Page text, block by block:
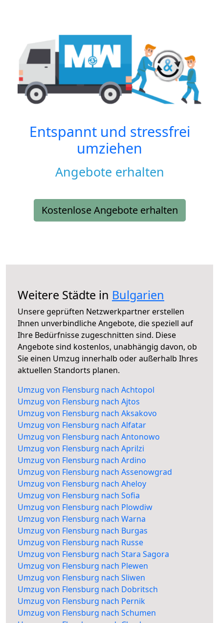
Entspannt und stressfrei
umziehen
Angebote erhalten
Kostenlose Angebote erhalten
Weitere Städte in Bulgarien
Unsere geprüften Netzwerkpartner erstellen
Ihnen unverbindliche Angebote, die speziell auf
Ihre Bedürfnisse zugeschnitten sind. Diese
Angebote sind kostenlos, unabhängig davon, ob
Sie einen Umzug innerhalb oder außerhalb Ihres
aktuellen Standorts planen.
Umzug von Flensburg nach Achtopol
Umzug von Flensburg nach Ajtos
Umzug von Flensburg nach Aksakovo
Umzug von Flensburg nach Alfatar
Umzug von Flensburg nach Antonowo
Umzug von Flensburg nach Aprilzi
Umzug von Flensburg nach Ardino
Umzug von Flensburg nach Assenowgrad
Umzug von Flensburg nach Aheloy
Umzug von Flensburg nach Sofia
Umzug von Flensburg nach Plowdiw
Umzug von Flensburg nach Warna
Umzug von Flensburg nach Burgas
Umzug von Flensburg nach Russe
Umzug von Flensburg nach Stara Sagora
Umzug von Flensburg nach Plewen
Umzug von Flensburg nach Sliwen
Umzug von Flensburg nach Dobritsch
Umzug von Flensburg nach Pernik
Umzug von Flensburg nach Schumen